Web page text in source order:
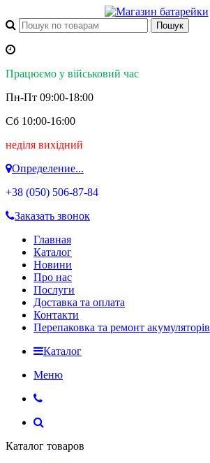
Працюємо у військовий час
Пн-Пт 09:00-18:00
Сб 10:00-16:00
неділя вихідний
Определение...
+38 (050) 506-87-84
Заказать звонок
Главная
Каталог
Новини
Про нас
Послуги
Доставка та оплата
Контакти
Перепаковка та ремонт акумуляторів
Каталог
Меню
Каталог товаров